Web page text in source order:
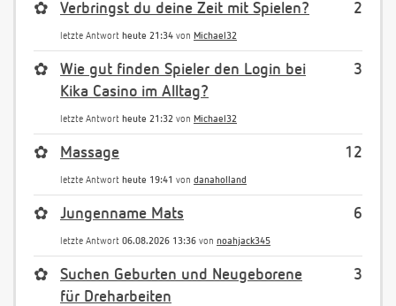
2
✿ Verbringst du deine Zeit mit Spielen?
letzte Antwort heute 21:34 von Michael32
3
✿
Wie gut finden Spieler den Login bei
Kika Casino im Alltag?
letzte Antwort heute 21:32 von Michael32
12
✿ Massage
letzte Antwort heute 19:41 von danaholland
6
✿ Jungenname Mats
letzte Antwort 06.08.2026 13:36 von noahjack345
3
✿
Suchen Geburten und Neugeborene
für Dreharbeiten